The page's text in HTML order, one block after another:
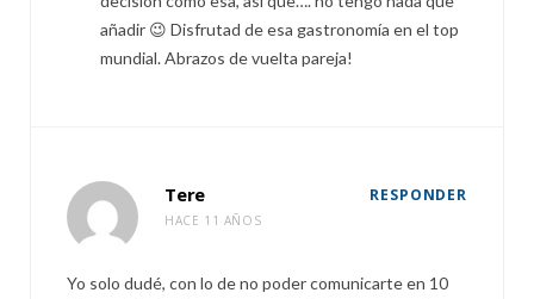
añadir 😉 Disfrutad de esa gastronomía en el top
mundial. Abrazos de vuelta pareja!
Tere
HACE 11 AÑOS
RESPONDER
Yo solo dudé, con lo de no poder comunicarte en 10